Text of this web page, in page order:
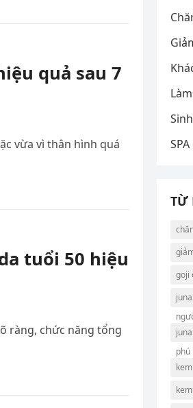
quả sau 7
vừa vì thân hình quá
tuổi 50 hiệu
ràng, chức năng tổng
SPA
TỪ
goji
phú